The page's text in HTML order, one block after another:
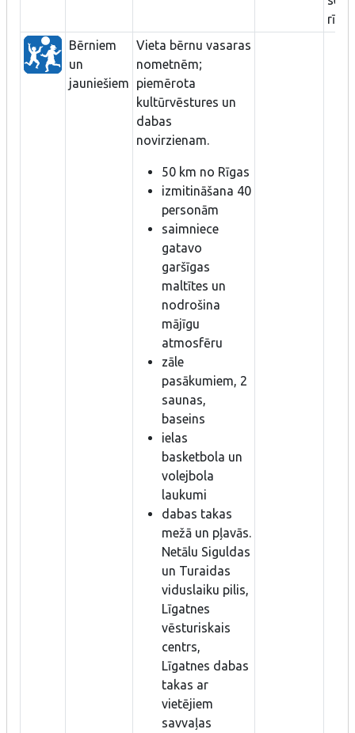
Bērniem
un
jauniešiem
Vieta bērnu vasaras
nometnēm;
piemērota
kultūrvēstures un
dabas
novirzienam.
50 km no Rīgas
izmitināšana 40
personām
saimniece
gatavo
garšīgas
maltītes un
nodrošina
mājīgu
atmosfēru
zāle
pasākumiem, 2
saunas,
baseins
ielas
basketbola un
volejbola
laukumi
dabas takas
mežā un pļavās.
Netālu Siguldas
un Turaidas
viduslaiku pilis,
Līgatnes
vēsturiskais
centrs,
Līgatnes dabas
takas ar
vietējiem
savvaļas